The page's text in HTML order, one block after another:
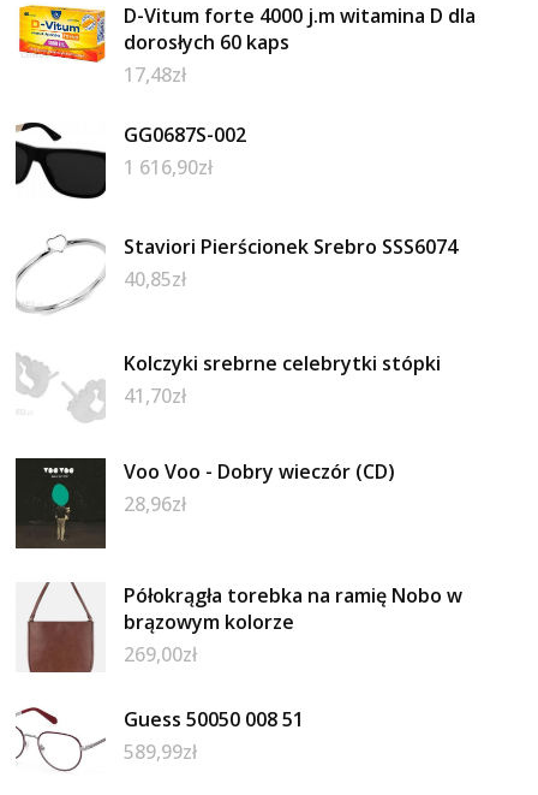
D-Vitum forte 4000 j.m witamina D dla
dorosłych 60 kaps
17,48zł
GG0687S-002
1 616,90zł
Staviori Pierścionek Srebro SSS6074
40,85zł
Kolczyki srebrne celebrytki stópki
41,70zł
Voo Voo - Dobry wieczór (CD)
28,96zł
Półokrągła torebka na ramię Nobo w
brązowym kolorze
269,00zł
Guess 50050 008 51
589,99zł